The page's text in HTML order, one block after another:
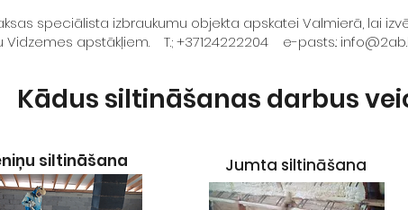
speciālista izbraukumu objekta apskatei Valmierā, lai
Vidzemes apstākļiem. T.; +37124222204 e-pasts.:
Kādus siltināšanas darbus
siltināšana Jumta siltināšana